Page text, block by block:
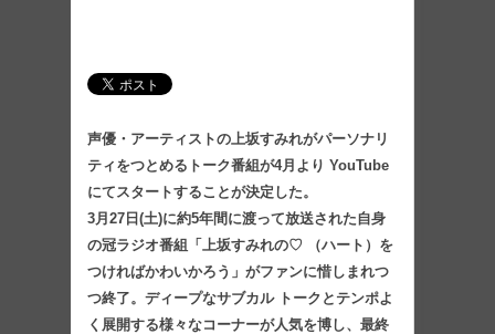
声優・アーティストの上坂すみれがパーソナリ
ティをつとめるトーク番組が4月より YouTube
にてスタートすることが決定した。
3月27日(土)に約5年間に渡って放送された自身
の冠ラジオ番組「上坂すみれの♡ （ハート）を
つければかわいかろう」がファンに惜しまれつ
つ終了。ディープなサブカル トークとテンポよ
く展開する様々なコーナーが人気を博し、最終